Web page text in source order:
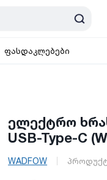
ფასდაკლებები
ელექტრო
USB-Type-C
WADFOW